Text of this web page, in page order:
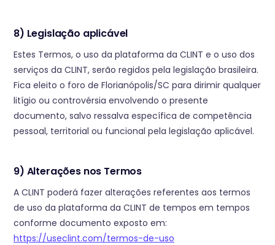
8) Legislação aplicável
Estes Termos, o uso da plataforma da CLINT e o uso dos
serviços da CLINT, serão regidos pela legislação brasileira.
Fica eleito o foro de Florianópolis/SC para dirimir qualquer
litígio ou controvérsia envolvendo o presente
documento, salvo ressalva específica de competência
pessoal, territorial ou funcional pela legislação aplicável.
9) Alterações nos Termos
A CLINT poderá fazer alterações referentes aos termos
de uso da plataforma da CLINT de tempos em tempos
conforme documento exposto em:
https://useclint.com/termos-de-uso